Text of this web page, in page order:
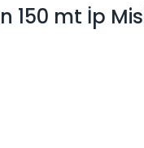
150 mt İp